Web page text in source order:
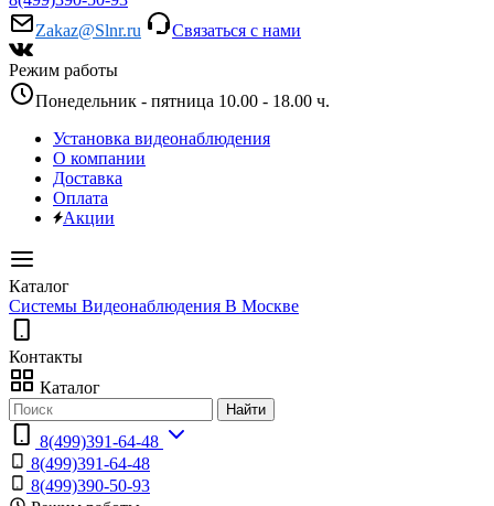
Zakaz@Slnr.ru
Связаться с нами
Режим работы
Понедельник - пятница 10.00 - 18.00 ч.
Установка видеонаблюдения
О компании
Доставка
Оплата
Акции
Каталог
Системы Видеонаблюдения В Москве
Контакты
Каталог
Найти
8(499)391-64-48
8(499)391-64-48
8(499)390-50-93